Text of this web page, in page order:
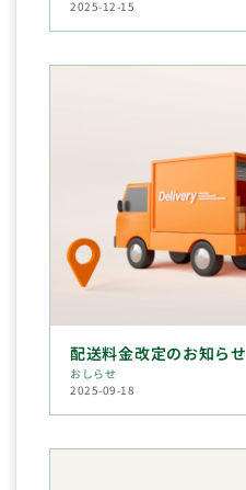
2025-12-15
配送料金改定のお知らせ
おしらせ
2025-09-18